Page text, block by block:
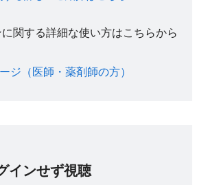
関する詳細な使い方はこちらから
ジ（医師・薬剤師の方）​
インせず視聴